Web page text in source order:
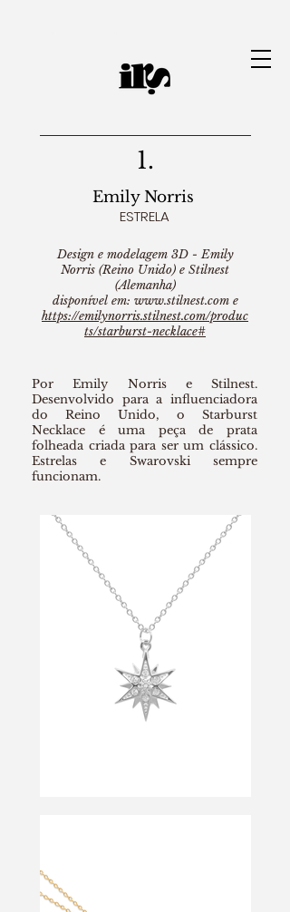
1.
Emily Norris
ESTRELA
Design e modelagem 3D - Emily
Norris (Reino Unido) e Stilnest
(Alemanha)
disponível em: www.stilnest.come
https://emilynorris.stilnest.com/produc
ts/starburst-necklace#
Por Emily Norris e Stilnest.
Desenvolvido para a influenciadora
do Reino Unido, o Starburst
Necklace é uma peça de prata
folheada criada para ser um clássico.
Estrelas e Swarovski sempre
funcionam.